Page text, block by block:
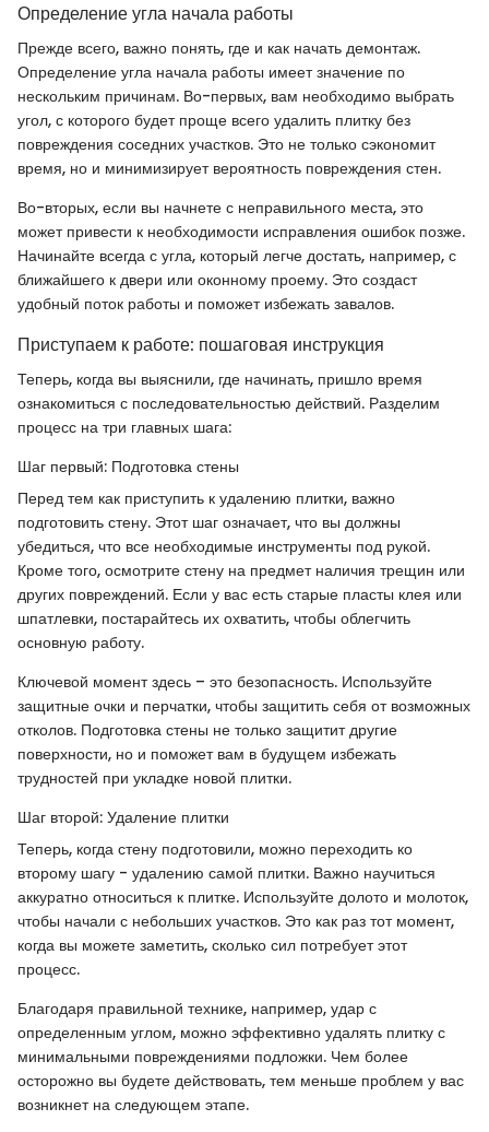
Определение угла начала работы
Прежде всего, важно понять, где и как начать демонтаж.
Определение угла начала работы имеет значение по
нескольким причинам. Во-первых, вам необходимо выбрать
угол, с которого будет проще всего удалить плитку без
повреждения соседних участков. Это не только сэкономит
время, но и минимизирует вероятность повреждения стен.
Во-вторых, если вы начнете с неправильного места, это
может привести к необходимости исправления ошибок позже.
Начинайте всегда с угла, который легче достать, например, с
ближайшего к двери или оконному проему. Это создаст
удобный поток работы и поможет избежать завалов.
Приступаем к работе: пошаговая инструкция
Теперь, когда вы выяснили, где начинать, пришло время
ознакомиться с последовательностью действий. Разделим
процесс на три главных шага:
Шаг первый: Подготовка стены
Перед тем как приступить к удалению плитки, важно
подготовить стену. Этот шаг означает, что вы должны
убедиться, что все необходимые инструменты под рукой.
Кроме того, осмотрите стену на предмет наличия трещин или
других повреждений. Если у вас есть старые пласты клея или
шпатлевки, постарайтесь их охватить, чтобы облегчить
основную работу.
Ключевой момент здесь – это безопасность. Используйте
защитные очки и перчатки, чтобы защитить себя от возможных
отколов. Подготовка стены не только защитит другие
поверхности, но и поможет вам в будущем избежать
трудностей при укладке новой плитки.
Шаг второй: Удаление плитки
Теперь, когда стену подготовили, можно переходить ко
второму шагу - удалению самой плитки. Важно научиться
аккуратно относиться к плитке. Используйте долото и молоток,
чтобы начали с небольших участков. Это как раз тот момент,
когда вы можете заметить, сколько сил потребует этот
процесс.
Благодаря правильной технике, например, удар с
определенным углом, можно эффективно удалять плитку с
минимальными повреждениями подложки. Чем более
осторожно вы будете действовать, тем меньше проблем у вас
возникнет на следующем этапе.